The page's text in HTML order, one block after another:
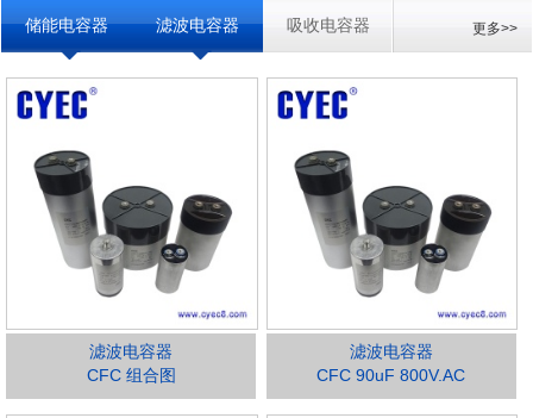
储能电容器 滤波电容器 吸收电容器 更多>>
滤波电容器
CFC 组合图
滤波电容器
CFC 90uF 800V.AC